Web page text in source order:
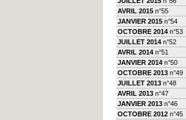
AVRIL 2015 n°55
JANVIER 2015 n°54
OCTOBRE 2014 n°53
JUILLET 2014 n°52
AVRIL 2014 n°51
JANVIER 2014 n°50
OCTOBRE 2013 n°49
JUILLET 2013 n°48
AVRIL 2013 n°47
JANVIER 2013 n°46
OCTOBRE 2012 n°45